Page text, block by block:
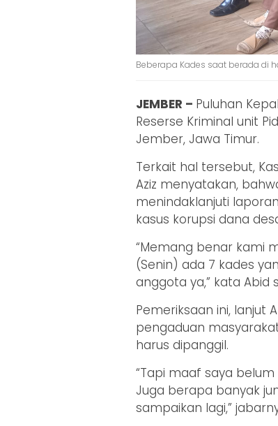
Beberapa Kades saat berada di
JEMBER – Puluhan
Reserse Kriminal unit
Jember, Jawa Timur.
Terkait hal tersebut,
Aziz menyatakan,
menindaklanjuti
kasus korupsi dana
“Memang benar kami
(Senin) ada 7 kades
anggota ya,” kata Abid
Pemeriksaan ini, lanjut
pengaduan
harus dipanggil.
“Tapi maaf saya
Juga berapa banyak
sampaikan lagi,”